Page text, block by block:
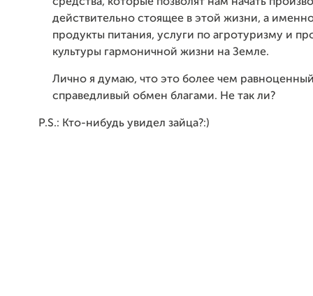
действительно стоящее в этой жизни, а
продукты питания, услуги по агротуризму и
культуры гармоничной жизни на Земле.
Лично я думаю, что это более чем
справедливый обмен благами. Не так ли?
P.S.: Кто-нибудь увидел зайца?:)